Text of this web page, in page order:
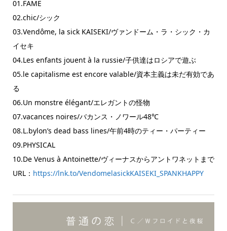
01.FAME
02.chic/シック
03.Vendôme, la sick KAISEKI/ヴァンドーム・ラ・シック・カ
イセキ
04.Les enfants jouent à la russie/子供達はロシアで遊ぶ
05.le capitalisme est encore valable/資本主義は未だ有効であ
る
06.Un monstre élégant/エレガントの怪物
07.vacances noires/バカンス・ノワール48℃
08.L.bylon’s dead bass lines/午前4時のティー・パーティー
09.PHYSICAL
10.De Venus à Antoinette/ヴィーナスからアントワネットまで
URL： https://lnk.to/VendomelasickKAISEKI_SPANKHAPPY